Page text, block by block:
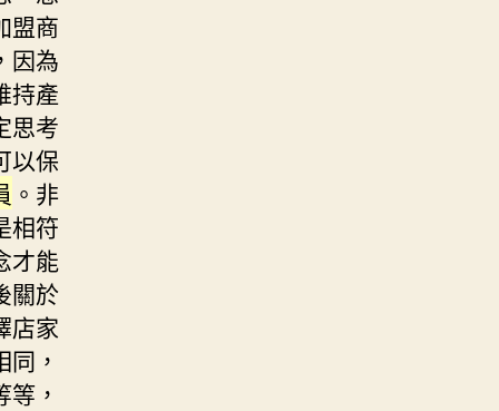
盟商
因為
持產
思考
以保
。非
相符
才能
關於
店家
，
，